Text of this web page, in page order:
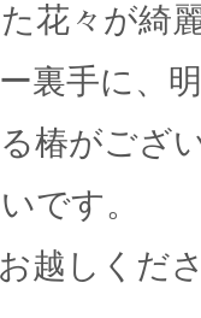
花々が綺
裏手に、
椿がござ
です。
越しくだ